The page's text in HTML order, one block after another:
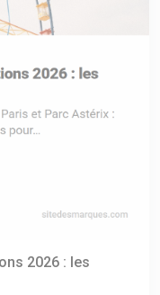
2026 : les